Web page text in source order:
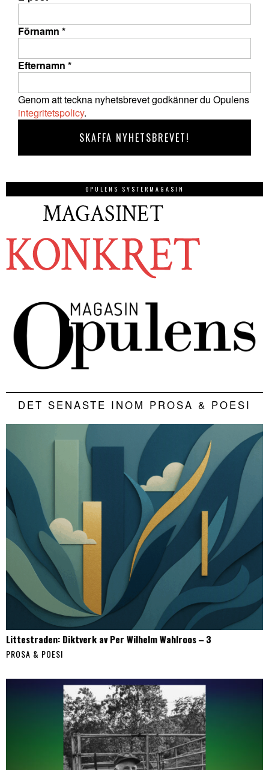
Förnamn *
Efternamn *
Genom att teckna nyhetsbrevet godkänner du Opulens
integritetspolicy.
OPULENS SYSTERMAGASIN
DET SENASTE INOM PROSA & POESI
Littestraden: Diktverk av Per Wilhelm Wahlroos ‒ 3
PROSA & POESI